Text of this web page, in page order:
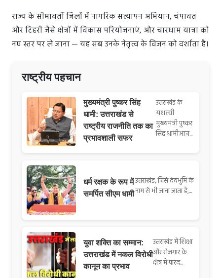
राज्य के सीमावर्ती जिलों में नागरिक सत्यापन अभियान, चंपावत
और टिहरी जैसे क्षेत्रों में विकास परियोजनाएं, और चारधाम यात्रा को
नए स्तर पर ले जाना — यह सब उनके नेतृत्व के विजन को दर्शाता है।
राष्ट्रीय पहचान
मुख्यमंत्री पुष्कर सिंह
धामी: उत्तराखंड से
राष्ट्रीय राजनीति तक का
प्रभावशाली सफर
उत्तराखंड के
यशस्वी
मुख्यमंत्री पुष्कर
सिंह धामीआज...
धर्म रक्षक के रूप में
समर्पित सीएम धामी
उत्तराखंड, जिसे देवभूमि के
नाम से भी जाना जाता है,...
युवा शक्ति का सम्मान:
उत्तराखंड में नकल विरोधी
कानून का प्रभाव
उत्तराखंड में शिक्षा
और रोजगार के
क्षेत्र में पारद...